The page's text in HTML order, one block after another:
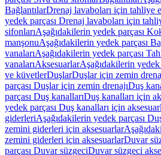
BağlantılarDrenaj lavaboları için tahliye
yedek parçası Drenaj lavaboları için
sifonlarıAşağıdakilerin yedek parçası
manşonuAşağıdakilerin yedek parçası
vanalarıAşağıdakilerin yedek parçası
vanalarıAksesuarlarAşağıdakilerin
ve küvetlerDuşlarDuşlar için zemin
parçası Duşlar için zemin drenajıDuş
parçası Duş kanallarıDuş kanalları için
yedek parçası Duş kanalları için
giderleriAşağıdakilerin yedek parçası
zemini giderleri için aksesuarlar
zemini giderleri için aksesuarlarDuvar
parçası Duvar süzgeciDuvar süzgeci